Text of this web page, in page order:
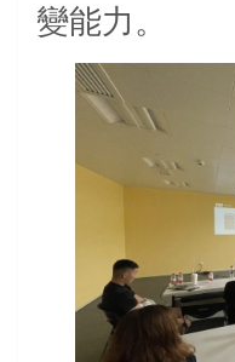
變能力。